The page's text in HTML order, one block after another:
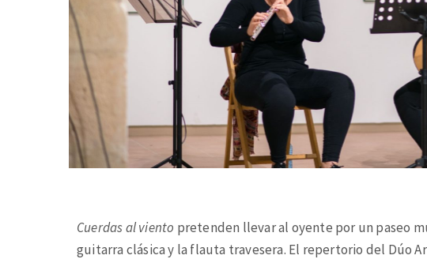
Cuerdas al viento pretenden llevar al oyente por un paseo
guitarra clásica y la flauta travesera. El repertorio del Dúo